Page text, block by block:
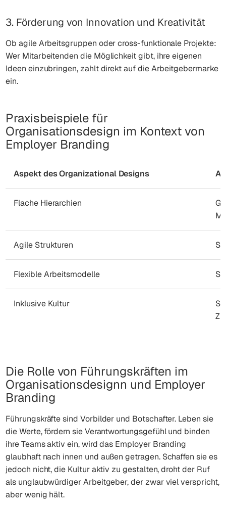
3. Förderung von Innovation und Kreativität
Ob agile Arbeitsgruppen oder cross-funktionale Projekte:
Wer Mitarbeitenden die Möglichkeit gibt, ihre eigenen
Ideen einzubringen, zahlt direkt auf die Arbeitgebermarke
ein.
Praxisbeispiele für
Organisationsdesign im Kontext von
Employer Branding
Aspekt des Organizational Designs
Flache Hierarchien
Agile Strukturen
Flexible Arbeitsmodelle
Inklusive Kultur
Die Rolle von Führungskräften im
Organisationsdesignn und Employer
Branding
Führungskräfte sind Vorbilder und Botschafter. Leben sie
die Werte, fördern sie Verantwortungsgefühl und binden
ihre Teams aktiv ein, wird das Employer Branding
glaubhaft nach innen und außen getragen. Schaffen sie es
jedoch nicht, die Kultur aktiv zu gestalten, droht der Ruf
als unglaubwürdiger Arbeitgeber, der zwar viel verspricht,
aber wenig hält.